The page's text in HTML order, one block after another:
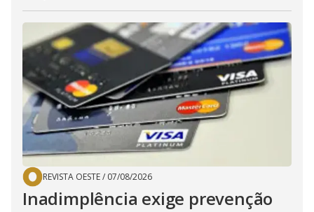
REVISTA OESTE/ 07/08/2026
Inadimplência exige prevenção